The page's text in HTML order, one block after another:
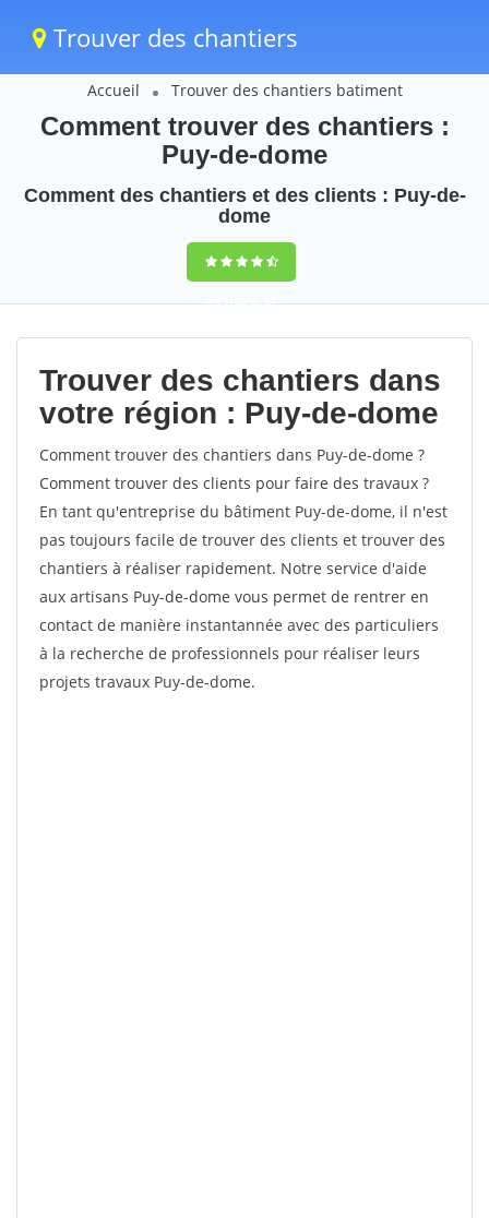
Trouver des chantiers
Accueil Trouver des chantiers batiment
Comment trouver des chantiers :
Puy-de-dome
Comment des chantiers et des clients : Puy-de-
dome
9,5(100%)37
votes
Trouver des chantiers dans
votre région : Puy-de-dome
Comment trouver des chantiers dans Puy-de-dome ?
Comment trouver des clients pour faire des travaux ?
En tant qu'entreprise du bâtiment Puy-de-dome, il n'est
pas toujours facile de trouver des clients et trouver des
chantiers à réaliser rapidement. Notre service d'aide
aux artisans Puy-de-dome vous permet de rentrer en
contact de manière instantannée avec des particuliers
à la recherche de professionnels pour réaliser leurs
projets travaux Puy-de-dome.